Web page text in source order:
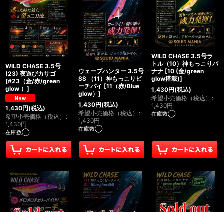
WILD CHASE 3.5号
(23) 夜遊びカサゴ
[#23（金/赤/green
glow ） ]
1,430円(税込)
希望小売価格（税込） :
1,430円
在庫数◯
ウェーブハンター 3.5号
SS （11）神もっこりピ
ーチパイ [11（赤/Blue
glow） ]
1,430円(税込)
希望小売価格（税込） :
1,430円
在庫数◯
WILD CHASE 3.5号ラ
トル（10）神もっこりバ
ナナ [10 (金/green
glow搭載)]
1,430円(税込)
希望小売価格（税込） :
1,430円
在庫数◯